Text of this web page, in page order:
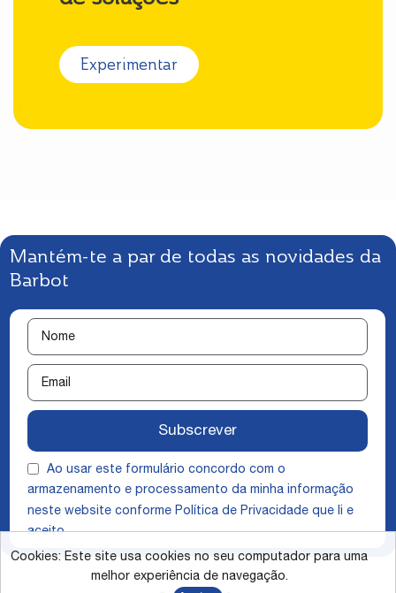
Cookies: Este site usa cookies no seu computador para uma
melhor experiência de navegação.
Experimentar
Mantém-te a par de todas as novidades da
Barbot
Ao usar este formulário concordo com o
armazenamento e processamento da minha informação
neste website conforme Política de Privacidade que li e
aceito.
Subscrever